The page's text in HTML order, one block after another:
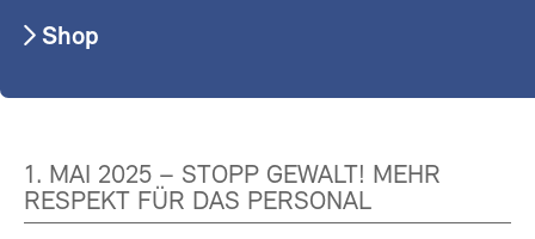
Shop
1. MAI 2025 – STOPP GEWALT! MEHR
RESPEKT FÜR DAS PERSONAL